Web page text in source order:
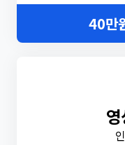
40만